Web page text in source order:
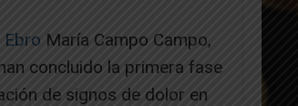
Ebro María Campo Campo,
concluido la primera fase
de signos de dolor en